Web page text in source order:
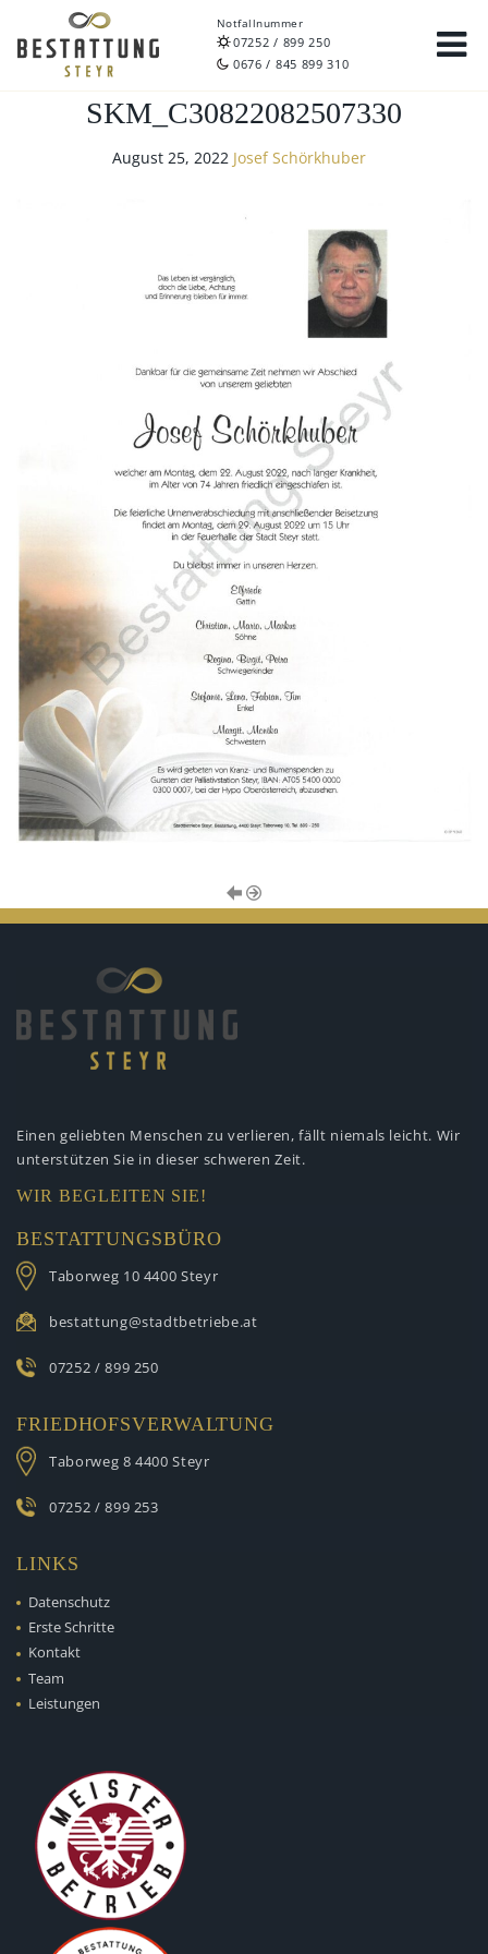
Notfallnummer
07252 / 899 250
0676 / 845 899 310
SKM_C30822082507330
August 25, 2022 Josef Schörkhuber
Einen geliebten Menschen zu verlieren, fällt niemals leicht. Wir
unterstützen Sie in dieser schweren Zeit.
WIR BEGLEITEN SIE!
BESTATTUNGSBÜRO
Taborweg 10 4400 Steyr
bestattung@stadtbetriebe.at
07252 / 899 250
FRIEDHOFSVERWALTUNG
Taborweg 8 4400 Steyr
07252 / 899 253
LINKS
Datenschutz
Erste Schritte
Kontakt
Team
Leistungen